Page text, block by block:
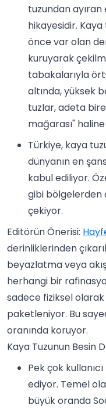
tuzundan
hikayesidir.
önce var olan
kuruyarak
tabakalarıyla
altında, yüksek
tuzlar, adeta
mağarası"
Türkiye, kaya
dünyanın en
kabul ediliyor.
gibi bölgelerden
çekiyor.
Editörün Önerisi:
derinliklerinden
beyazlatma veya
herhangi bir
sadece fiziksel
paketleniyor. Bu
oranında koruyor.
Kaya Tuzunun Besin
Pek çok
ediyor. Temel
büyük oranda